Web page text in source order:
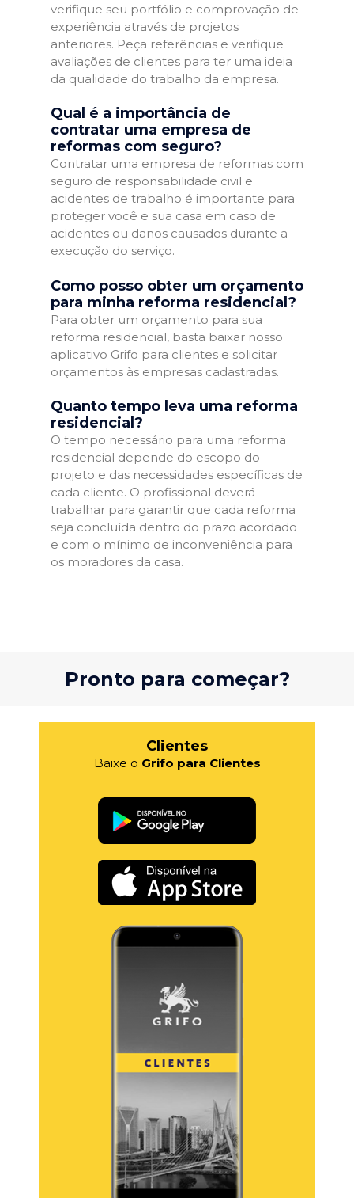
verifique seu portfólio e comprovação de
experiência através de projetos
anteriores. Peça referências e verifique
avaliações de clientes para ter uma ideia
da qualidade do trabalho da empresa.
Qual é a importância de
contratar uma empresa de
reformas com seguro?
Contratar uma empresa de reformas com
seguro de responsabilidade civil e
acidentes de trabalho é importante para
proteger você e sua casa em caso de
acidentes ou danos causados durante a
execução do serviço.
Como posso obter um orçamento
para minha reforma residencial?
Para obter um orçamento para sua
reforma residencial, basta baixar nosso
aplicativo Grifo para clientes e solicitar
orçamentos às empresas cadastradas.
Quanto tempo leva uma reforma
residencial?
O tempo necessário para uma reforma
residencial depende do escopo do
projeto e das necessidades específicas de
cada cliente. O profissional deverá
trabalhar para garantir que cada reforma
seja concluída dentro do prazo acordado
e com o mínimo de inconveniência para
os moradores da casa.
Pronto para começar?
Clientes
Baixe o Grifo para Clientes